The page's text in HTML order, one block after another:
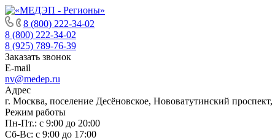
8 (800) 222-34-02
8 (800) 222-34-02
8 (925) 789-76-39
Заказать звонок
E-mail
nv@medep.ru
Адрес
г. Москва, поселение Десёновское, Нововатутинский проспект,
Режим работы
Пн-Пт.: с 9:00 до 20:00
Cб-Вс: с 9:00 до 17:00